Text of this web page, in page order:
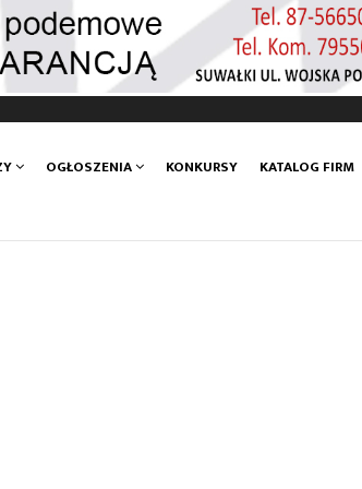
OGŁOSZENIA KONKURSY KATALOG FIRM